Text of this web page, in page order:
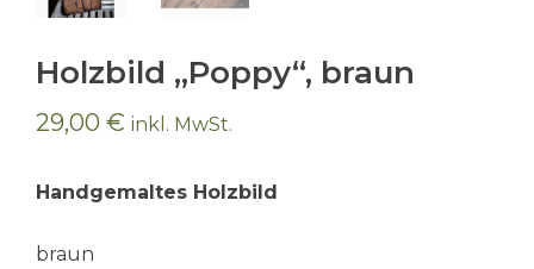
Holzbild „Poppy“, braun
29,00 € inkl. MwSt.
Handgemaltes Holzbild
braun